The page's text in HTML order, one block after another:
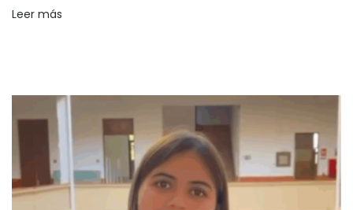
Leer más